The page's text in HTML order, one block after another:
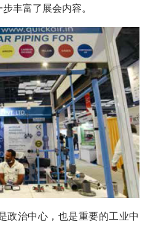
丰富了展会内容。
政治中心，也是重要的工业中